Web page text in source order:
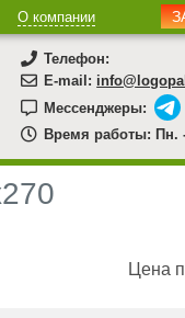
О компании
Телефон:
E-mail:
Мессенджеры:
Время работы: Пн.
Цена